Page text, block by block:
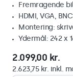
Fremragende
HDMI, VGA,
Montering:
Ydermål: 242 x
2.099,00 kr.
2.623,75 kr. inkl.